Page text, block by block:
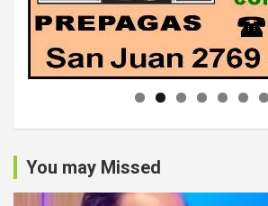
You may Missed